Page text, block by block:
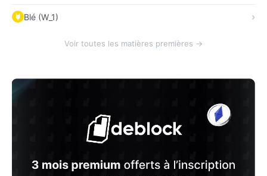
Blé (W_1)
Voir toutes les matières premières →